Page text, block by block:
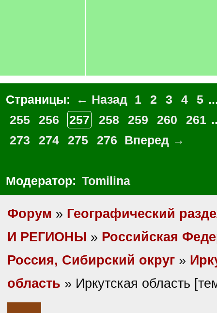
Страницы: ← Назад 1 2 3 4 5
255
256 257 258 259 260 261
273
274 275 276 Вперед →
Модератор: Tomilina
Форум » Географический
И РЕГИОНЫ » Российская
Россия, Сибирский округ »
область » Иркутская область